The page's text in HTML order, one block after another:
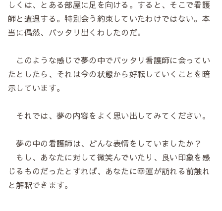
しくは、とある部屋に足を向ける。すると、そこで看護
師と遭遇する。特別会う約束していたわけではない。本
当に偶然、バッタリ出くわしたのだ。
このような感じで夢の中でバッタリ看護師に会ってい
たとしたら、それは今の状態から好転していくことを暗
示しています。
それでは、夢の内容をよく思い出してみてください。
夢の中の看護師は、どんな表情をしていましたか？
もし、あなたに対して微笑んでいたり、良い印象を感
じるものだったとすれば、あなたに幸運が訪れる前触れ
と解釈できます。